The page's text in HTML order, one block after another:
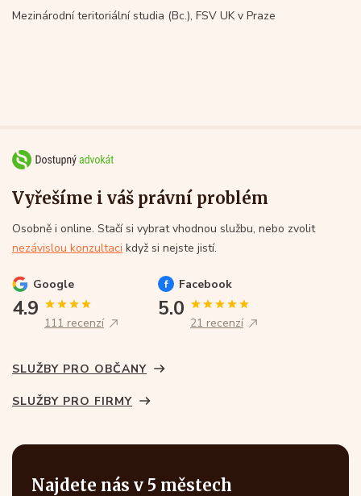
Mezinárodní teritoriální studia (Bc.), FSV UK v Praze
Vyřešíme i váš právní problém
Osobně i online. Stačí si vybrat vhodnou službu, nebo zvolit
nezávislou konzultaci když si nejste jistí.
Google
4.9
111 recenzí
Facebook
5.0
21 recenzí
SLUŽBY PRO OBČANY
SLUŽBY PRO FIRMY
Najdete nás v 5 městech